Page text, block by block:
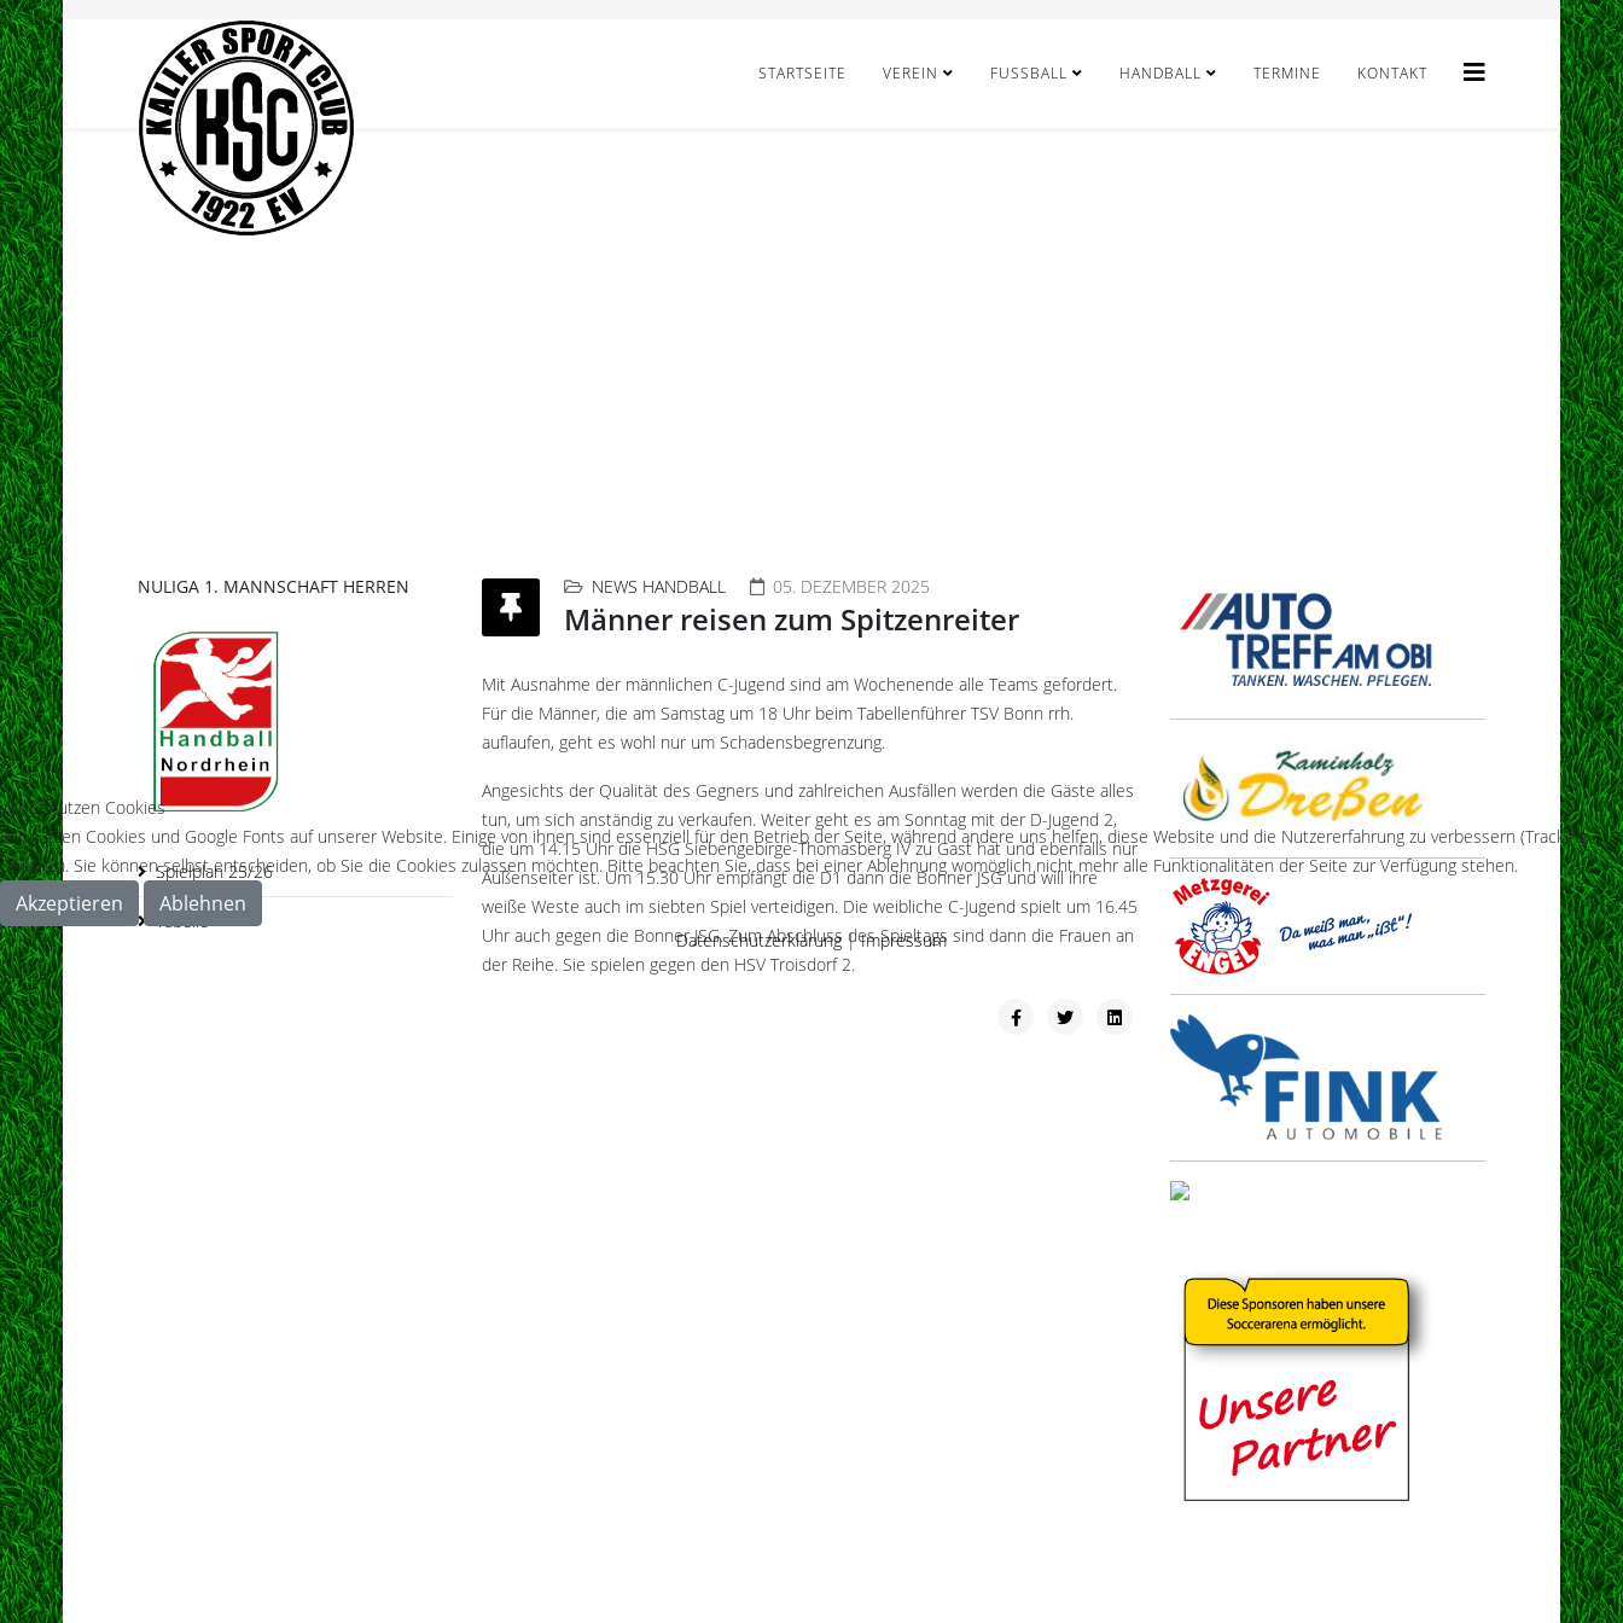
STARTSEITE VEREIN FUSSBALL HANDBALL TERMINE KONTAKT
NULIGA 1. MANNSCHAFT HERREN
Spielplan 25/26
Tabelle
NEWS HANDBALL 05. DEZEMBER 2025
Männer reisen zum Spitzenreiter
Mit Ausnahme der männlichen C-Jugend sind am Wochenende alle Teams gefordert.
Für die Männer, die am Samstag um 18 Uhr beim Tabellenführer TSV Bonn rrh.
auflaufen, geht es wohl nur um Schadensbegrenzung.
Angesichts der Qualität des Gegners und zahlreichen Ausfällen werden die Gäste alles
tun, um sich anständig zu verkaufen. Weiter geht es am Sonntag mit der D-Jugend 2,
die um 14.15 Uhr die HSG Siebengebirge-Thomasberg IV zu Gast hat und ebenfalls nur
Außenseiter ist. Um 15.30 Uhr empfängt die D1 dann die Bonner JSG und will ihre
weiße Weste auch im siebten Spiel verteidigen. Die weibliche C-Jugend spielt um 16.45
Uhr auch gegen die Bonner JSG. Zum Abschluss des Spieltags sind dann die Frauen an
der Reihe. Sie spielen gegen den HSV Troisdorf 2.
Wir benutzen Cookies
Wir nutzen Cookies und Google Fonts auf unserer Website. Einige von ihnen sind essenziell für den Betrieb der Seite, während andere uns helfen, diese Website und die Nutzererfahrung zu verbessern (Tracking
Cookies). Sie können selbst entscheiden, ob Sie die Cookies zulassen möchten. Bitte beachten Sie, dass bei einer Ablehnung womöglich nicht mehr alle Funktionalitäten der Seite zur Verfügung stehen.
Akzeptieren Ablehnen
Datenschutzerklärung |Impressum